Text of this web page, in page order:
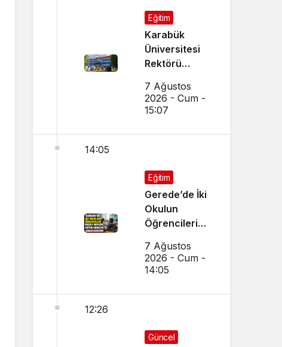
Eğitim
Karabük
Üniversitesi
Rektörü
Aday
Öğrencilere
7 Ağustos
2026 - Cum -
15:07
14:05
Eğitim
Gerede’de İki
Okulun
Öğrencileri
Eğitim
Görecek
7 Ağustos
2026 - Cum -
14:05
12:26
Güncel